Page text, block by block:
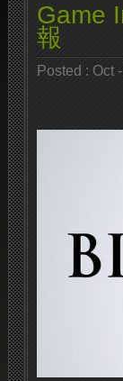
Game
報
Posted : Oct